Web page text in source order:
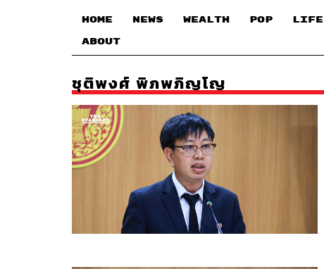
HOME NEWS WEALTH POP LIFE
ABOUT
ชุติพงศ์ พิภพภิญโญ